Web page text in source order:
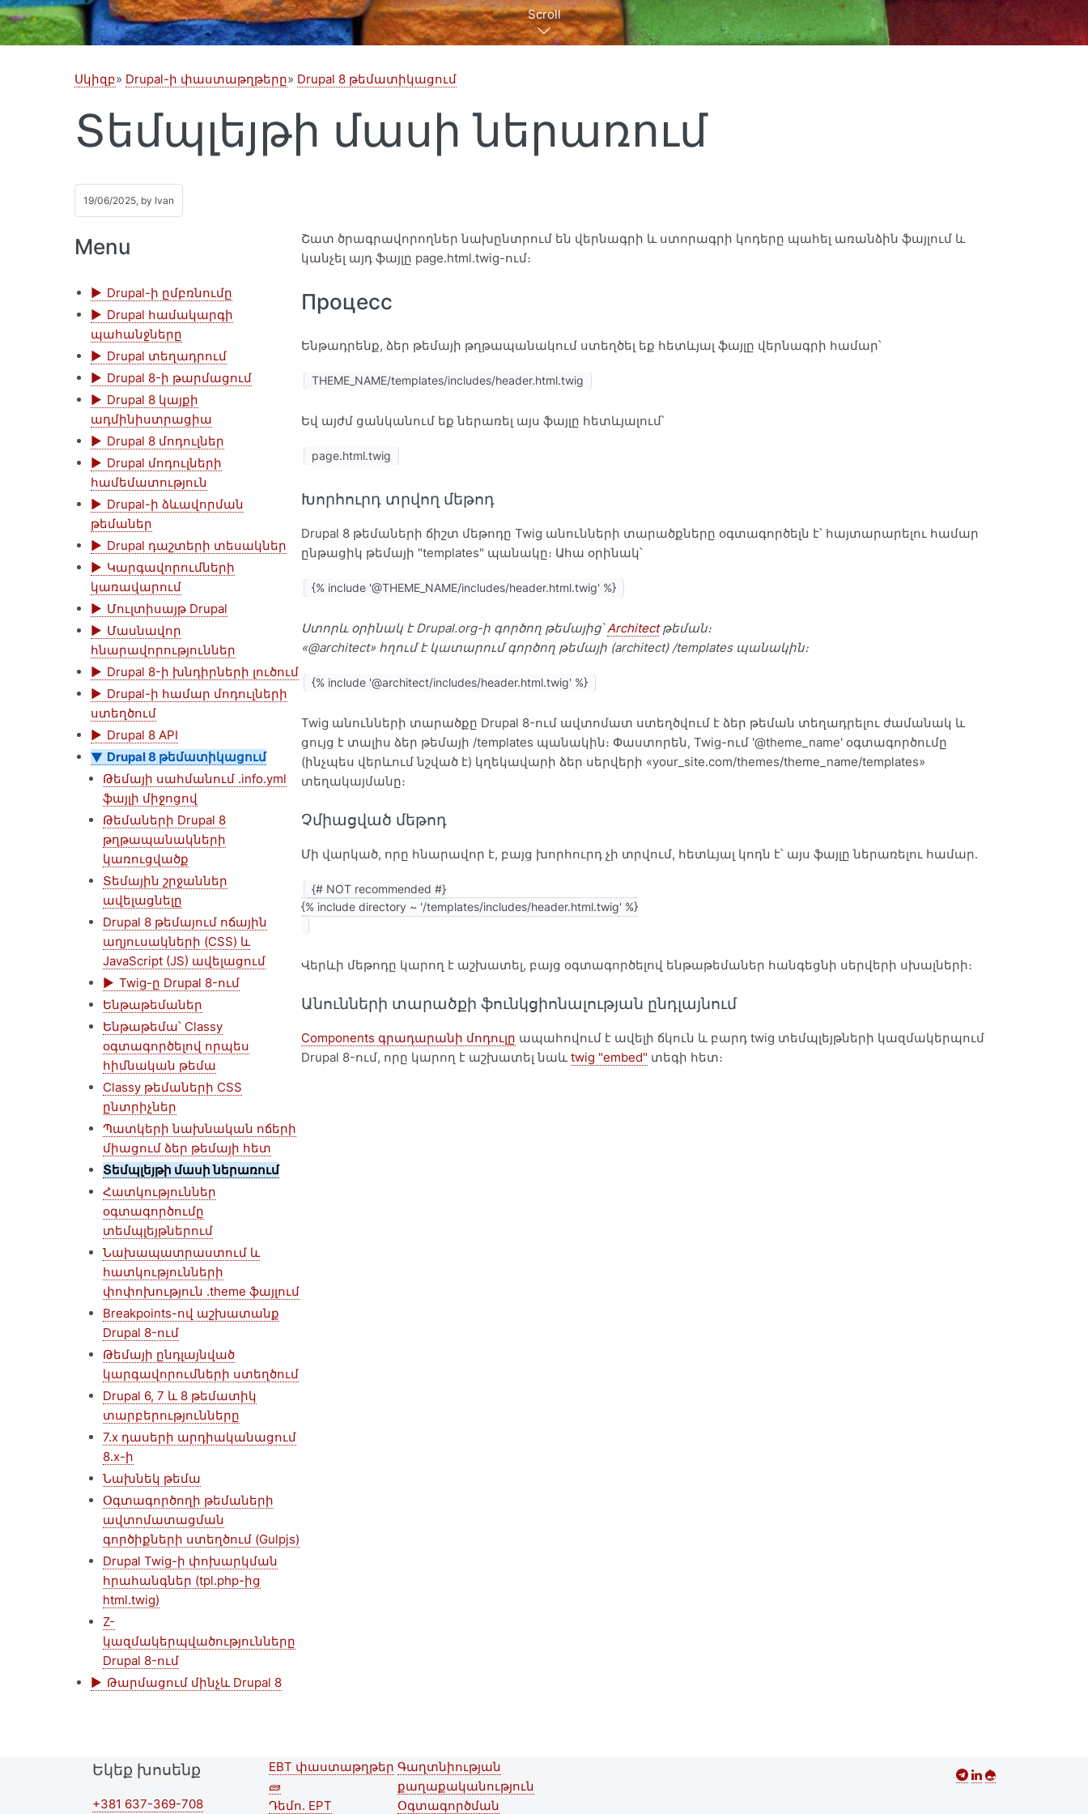
Scroll
Սկիզբ Drupal-ի փաստաթղթերը Drupal 8 թեմատիկացում
Տեմպլեյթի մասի ներառում
19/06/2025, by Ivan
Menu
Drupal-ի ըմբռնումը
Drupal համակարգի
պահանջները
Drupal տեղադրում
Drupal 8-ի թարմացում
Drupal 8 կայքի
ադմինիստրացիա
Drupal 8 մոդուլներ
Drupal մոդուլների
համեմատություն
Drupal-ի ձևավորման
թեմաներ
Drupal դաշտերի տեսակներ
Կարգավորումների
կառավարում
Մուլտիսայթ Drupal
Մասնավոր
հնարավորություններ
Drupal 8-ի խնդիրների լուծում
Drupal-ի համար մոդուլների
ստեղծում
Drupal 8 API
Drupal 8 թեմատիկացում
Թեմայի սահմանում .info.yml
ֆայլի միջոցով
Թեմաների Drupal 8
թղթապանակների
կառուցվածք
Տեմային շրջաններ
ավելացնելը
Drupal 8 թեմայում ոճային
աղյուսակների (CSS) և
JavaScript (JS) ավելացում
Twig-ը Drupal 8-ում
Ենթաթեմաներ
Ենթաթեմա՝ Classy
օգտագործելով որպես
հիմնական թեմա
Classy թեմաների CSS
ընտրիչներ
Պատկերի նախնական ոճերի
միացում ձեր թեմայի հետ
Տեմպլեյթի մասի ներառում
Հատկություններ
օգտագործումը
տեմպլեյթներում
Նախապատրաստում և
հատկությունների
փոփոխություն .theme ֆայլում
Breakpoints-ով աշխատանք
Drupal 8-ում
Թեմայի ընդլայնված
կարգավորումների ստեղծում
Drupal 6, 7 և 8 թեմատիկ
տարբերությունները
7.x դասերի արդիականացում
8.x-ի
Նախնեկ թեմա
Օգտագործողի թեմաների
ավտոմատացման
գործիքների ստեղծում (Gulpjs)
Drupal Twig-ի փոխարկման
հրահանգներ (tpl.php-ից
html.twig)
Z-
կազմակերպվածությունները
Drupal 8-ում
Թարմացում մինչև Drupal 8
Շատ ծրագրավորողներ նախընտրում են վերնագրի և ստորագրի կոդերը պահել առանձին ֆայլում և
կանչել այդ ֆայլը page.html.twig-ում։
Процесс
Ենթադրենք, ձեր թեմայի թղթապանակում ստեղծել եք հետևյալ ֆայլը վերնագրի համար՝
THEME_NAME/templates/includes/header.html.twig
Եվ այժմ ցանկանում եք ներառել այս ֆայլը հետևյալում՝
page.html.twig
Խորհուրդ տրվող մեթոդ
Drupal 8 թեմաների ճիշտ մեթոդը Twig անունների տարածքները օգտագործելն է՝ հայտարարելու համար
ընթացիկ թեմայի "templates" պանակը։ Ահա օրինակ՝
{% include '@THEME_NAME/includes/header.html.twig' %}
Ստորև օրինակ է Drupal.org-ի գործող թեմայից՝Architectթեման։
«@architect» հղում է կատարում գործող թեմայի (architect) /templates պանակին։
{% include '@architect/includes/header.html.twig' %}
Twig անունների տարածքը Drupal 8-ում ավտոմատ ստեղծվում է ձեր թեման տեղադրելու ժամանակ և
ցույց է տալիս ձեր թեմայի /templates պանակին։ Փաստորեն, Twig-ում '@theme_name' օգտագործումը
(ինչպես վերևում նշված է) կղեկավարի ձեր սերվերի «your_site.com/themes/theme_name/templates»
տեղակայմանը։
Չմիացված մեթոդ
Մի վարկած, որը հնարավոր է, բայց խորհուրդ չի տրվում, հետևյալ կոդն է՝ այս ֆայլը ներառելու համար․
{# NOT recommended #}
Վերևի մեթոդը կարող է աշխատել, բայց օգտագործելով ենթաթեմաներ հանգեցնի սերվերի սխալների։
Անունների տարածքի ֆունկցիոնալության ընդլայնում
Components գրադարանի մոդուլը ապահովում է ավելի ճկուն և բարդ twig տեմպլեյթների կազմակերպում
Drupal 8-ում, որը կարող է աշխատել նաևtwig "embed" տեգի հետ։
Եկեք խոսենք
+381 637-369-708
Second
EBT փաստաթղթեր
🧱
Դեմո. EPT
Footer menu
Գաղտնիության
քաղաքականություն
Օգտագործման